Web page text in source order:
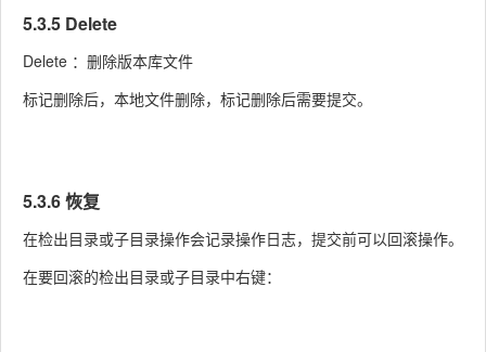
5.3.5 Delete
Delete ：删除版本库文件
标记删除后，本地文件删除，标记删除后需要提交。
5.3.6 恢复
在检出目录或子目录操作会记录操作日志，提交前可以回滚操作。
在要回滚的检出目录或子目录中右键：